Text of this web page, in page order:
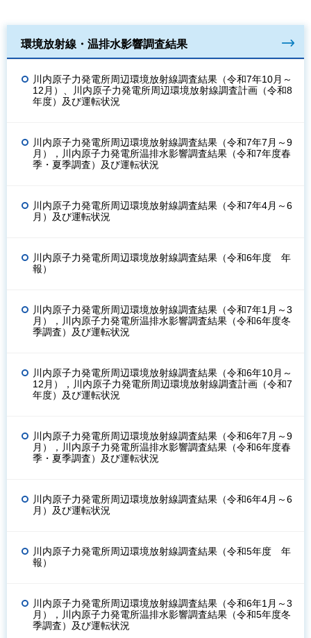
環境放射線・温排水影響調査結果
川内原子力発電所周辺環境放射線調査結果（令和7年10月～
12月）、川内原子力発電所周辺環境放射線調査計画（令和8
年度）及び運転状況
川内原子力発電所周辺環境放射線調査結果（令和7年7月～9
月），川内原子力発電所温排水影響調査結果（令和7年度春
季・夏季調査）及び運転状況
川内原子力発電所周辺環境放射線調査結果（令和7年4月～6
月）及び運転状況
川内原子力発電所周辺環境放射線調査結果（令和6年度 年
報）
川内原子力発電所周辺環境放射線調査結果（令和7年1月～3
月），川内原子力発電所温排水影響調査結果（令和6年度冬
季調査）及び運転状況
川内原子力発電所周辺環境放射線調査結果（令和6年10月～
12月），川内原子力発電所周辺環境放射線調査計画（令和7
年度）及び運転状況
川内原子力発電所周辺環境放射線調査結果（令和6年7月～9
月），川内原子力発電所温排水影響調査結果（令和6年度春
季・夏季調査）及び運転状況
川内原子力発電所周辺環境放射線調査結果（令和6年4月～6
月）及び運転状況
川内原子力発電所周辺環境放射線調査結果（令和5年度 年
報）
川内原子力発電所周辺環境放射線調査結果（令和6年1月～3
月），川内原子力発電所温排水影響調査結果（令和5年度冬
季調査）及び運転状況